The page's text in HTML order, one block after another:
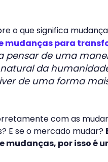
o que significa
mudanças para
pensar de uma
da
de uma forma
com as
E se o mercado mudar?
mudanças, por isso é